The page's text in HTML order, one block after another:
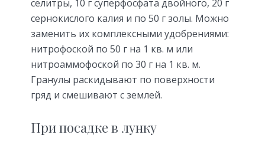
селитры, 10 г суперфосфата двойного, 20 г
сернокислого калия и по 50 г золы. Можно
заменить их комплексными удобрениями:
нитрофоской по 50 г на 1 кв. м или
нитроаммофоской по 30 г на 1 кв. м.
Гранулы раскидывают по поверхности
гряд и смешивают с землей.
При посадке в лунку